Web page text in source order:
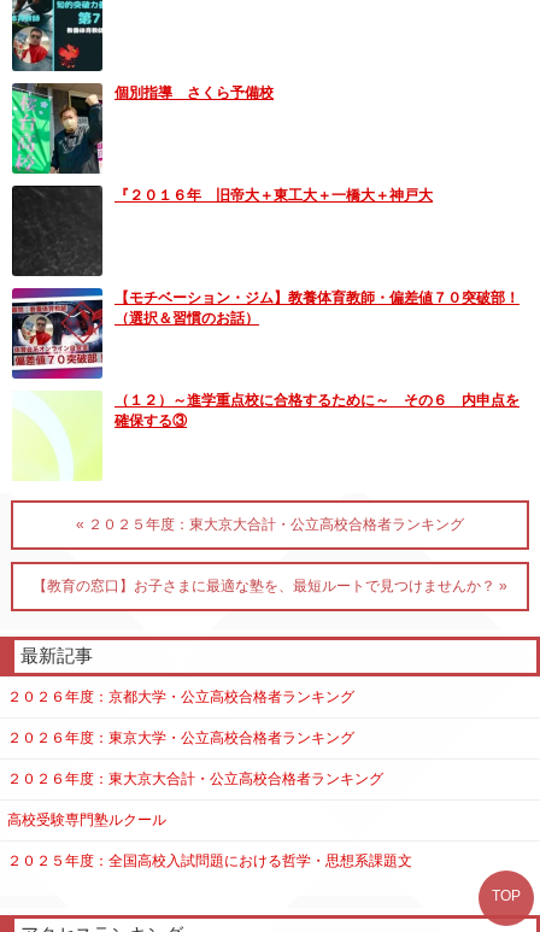
個別指導 さくら予備校
『２０１６年 旧帝大＋東工大＋一橋大＋神戸大
【モチベーション・ジム】教養体育教師・偏差値７０突破部！
（選択＆習慣のお話）
（１２）～進学重点校に合格するために～ その６ 内申点を
確保する③
« ２０２５年度：東大京大合計・公立高校合格者ランキング
【教育の窓口】お子さまに最適な塾を、最短ルートで見つけませんか？ »
最新記事
２０２６年度：京都大学・公立高校合格者ランキング
２０２６年度：東京大学・公立高校合格者ランキング
２０２６年度：東大京大合計・公立高校合格者ランキング
高校受験専門塾ルクール
２０２５年度：全国高校入試問題における哲学・思想系課題文
TOP